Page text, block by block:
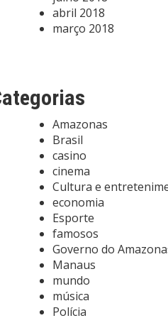
abril 2018
março 2018
Amazonas
Brasil
casino
cinema
Cultura e
economia
Esporte
famosos
Governo do
Manaus
mundo
música
Polícia